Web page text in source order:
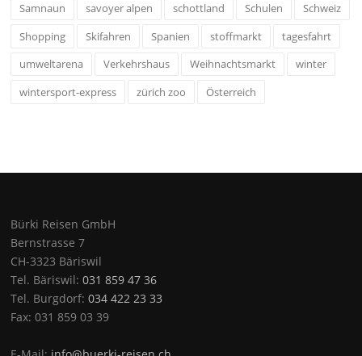
Samnaun
savoyer alpen schottland Schulen
Schweiz
Shopping
Skifahren Spanien stoffmarkt
tagesfahrt
umweltarena
Verkehrshaus Weihnachtsmarkt
winter
wintersport-express
zürich zoo Österreich
Bürki Reisen GmbH
Bernstrasse 7
CH-3323 Bäriswil
Tel. Bäriswil:031 859 47 36
Tel. Burgdorf:034 422 23 33
Fax: 031 859 03 39